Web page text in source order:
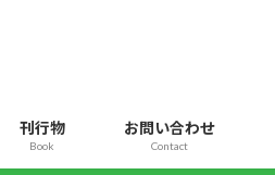
刊行物
Book
お問い合わせ
Contact